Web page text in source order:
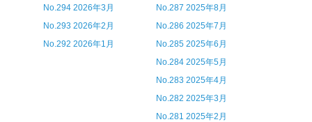
No.294 2026年3月
No.293 2026年2月
No.292 2026年1月
No.287 2025年8月
No.286 2025年7月
No.285 2025年6月
No.284 2025年5月
No.283 2025年4月
No.282 2025年3月
No.281 2025年2月